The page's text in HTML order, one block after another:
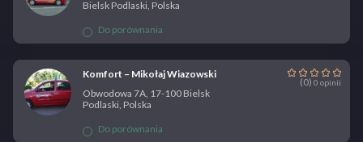
Bielsk Podlaski, Polska
Do porównania
Komfort – Mikołaj Wiazowski
(0) 0 opinii
Obwodowa 7A, 17-100 Bielsk
Podlaski, Polska
Do porównania